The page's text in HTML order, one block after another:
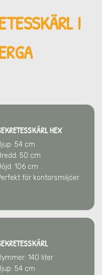
I
HEX
54 cm
50 cm
106 cm
för kontorsmiljöer.
140 liter
54 cm